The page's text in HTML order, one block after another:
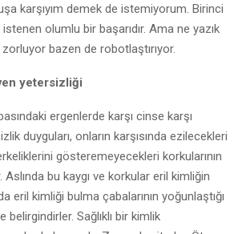
karşıyım demek de istemiyorum. Birinci
olumlu bir başarıdır. Ama ne yazık
bazen de robotlaştırıyor.
yetersizliği
ergenlerde karşı cinse karşı
duyguları, onların karşısında ezilecekleri
gösteremeyecekleri korkularının
Aslında bu kaygı ve korkular eril kimliğin
eril kimliği bulma çabalarının yoğunlaştığı
Sağlıklı bir kimlik